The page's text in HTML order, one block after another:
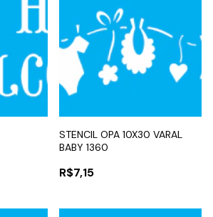
STENCIL OPA 10X30 VARAL
BABY 1360
R$7,15